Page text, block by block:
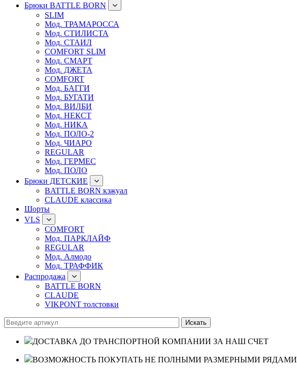
Брюки BATTLE BORN
SLIM
Мод. ТРАМАРОССА
Мод. СТИЛИСТА
Мод. СТАИЛ
COMFORT SLIM
Мод. СМАРТ
Мод. ДЖЕТА
COMFORT
Мод. БАГГИ
Мод. БУГАТИ
Мод. ВИЛБИ
Мод. НЕКСТ
Мод. НИКА
Мод. ПОЛО-2
Мод. ЧИАРО
REGULAR
Мод. ГЕРМЕС
Мод. ПОЛО
Брюки ДЕТСКИЕ
BATTLE BORN кэжуал
CLAUDE классика
Шорты
VLS
COMFORT
Мод. ПАРКЛАЙФ
REGULAR
Мод. Алмодо
Мод. ТРАФФИК
Распродажа
BATTLE BORN
CLAUDE
VIKPONT толстовки
ДОСТАВКА ДО ТРАНСПОРТНОЙ КОМПАНИИ ЗА НАШ СЧЕТ
ВОЗМОЖНОСТЬ ПОКУПАТЬ НЕ ПОЛНЫМИ РАЗМЕРНЫМИ РЯДАМИ